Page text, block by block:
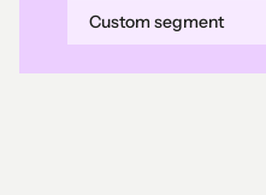
Custom segment